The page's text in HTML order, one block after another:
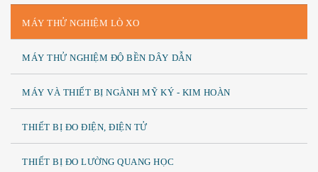
MÁY THỬ NGHIỆM LÒ XO
MÁY THỬ NGHIỆM ĐỘ BỀN DÂY DẪN
MÁY VÀ THIẾT BỊ NGÀNH MỸ KÝ - KIM HOÀN
THIẾT BỊ ĐO ĐIỆN, ĐIỆN TỬ
THIẾT BỊ ĐO LƯỜNG QUANG HỌC